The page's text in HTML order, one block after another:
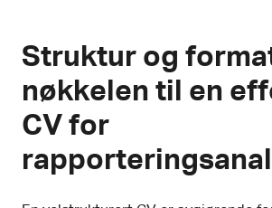
Struktur og
nøkkelen til en
CV for